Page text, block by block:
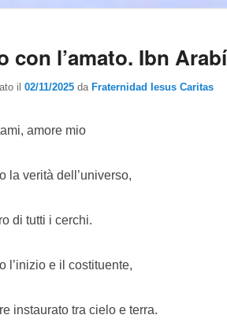
con l’amato. Ibn Arabí
il 02/11/2025 da Fraternidad Iesus Caritas
amore mio
la verità dell’universo,
di tutti i cerchi.
l’inizio e il costituente,
instaurato tra cielo e terra.